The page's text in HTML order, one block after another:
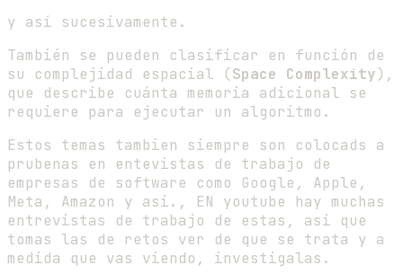
y así sucesivamente.
También se pueden clasificar en función de
su complejidad espacial (Space Complexity),
que describe cuánta memoria adicional se
requiere para ejecutar un algoritmo.
Estos temas tambien siempre son colocads a
prubenas en entevistas de trabajo de
empresas de software como Google, Apple,
Meta, Amazon y asi., EN youtube hay muchas
entrevistas de trabajo de estas, asi que
tomas las de retos ver de que se trata y a
medida que vas viendo, investigalas.